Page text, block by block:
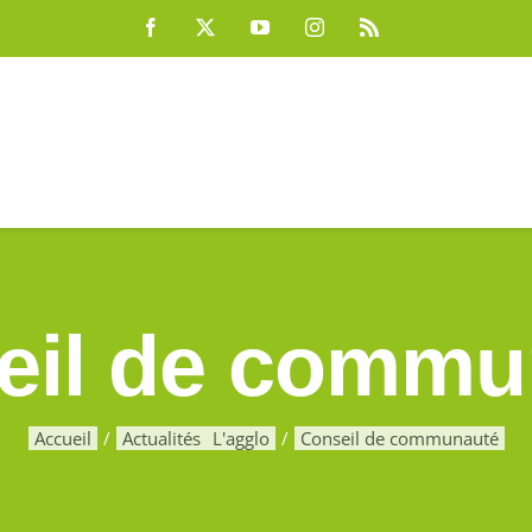
Facebook YouTubeInstagram
de
Accueil Actualités L'agglo Conseil de communauté